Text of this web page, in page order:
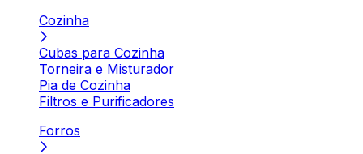
Cozinha
Cubas para Cozinha
Torneira e Misturador
Pia de Cozinha
Filtros e Purificadores
Forros